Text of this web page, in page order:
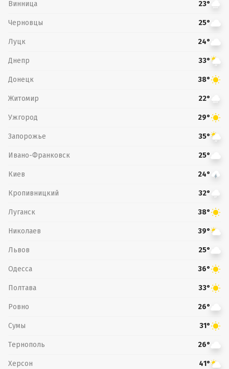
Винница 23°
Черновцы 25°
Луцк 24°
Днепр 33°
Донецк 38°
Житомир 22°
Ужгород 29°
Запорожье 35°
Ивано-Франковск 25°
Киев 24°
Кропивницкий 32°
Луганск 38°
Николаев 39°
Львов 25°
Одесса 36°
Полтава 33°
Ровно 26°
Сумы 31°
Тернополь 26°
Херсон 41°